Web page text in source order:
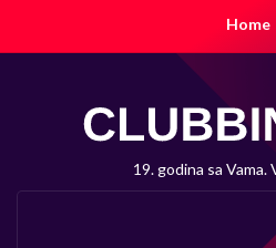
Home
19. godina sa Vama.